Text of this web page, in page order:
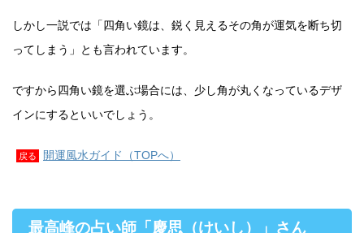
しかし一説では「四角い鏡は、鋭く見えるその角が運気を断ち切
ってしまう」とも言われています。
ですから四角い鏡を選ぶ場合には、少し角が丸くなっているデザ
インにするといいでしょう。
戻る 開運風水ガイド（TOPへ）
最高峰の占い師「慶思（けいし）」さん